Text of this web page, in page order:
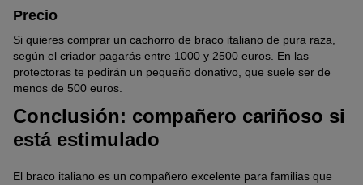
Precio
Si quieres comprar un cachorro de braco italiano de pura raza,
según el criador pagarás entre 1000 y 2500 euros. En las
protectoras te pedirán un pequeño donativo, que suele ser de
menos de 500 euros.
Conclusión: compañero cariñoso si
está estimulado
El braco italiano es un compañero excelente para familias que